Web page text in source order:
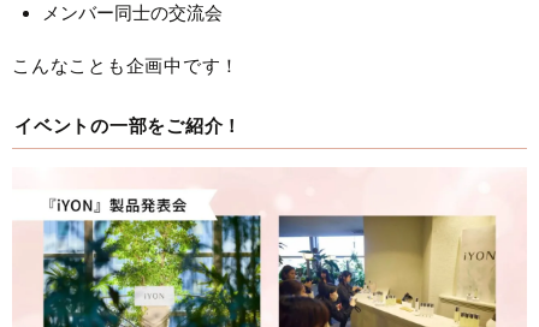
メンバー同士の交流会
こんなことも企画中です！
イベントの一部をご紹介！